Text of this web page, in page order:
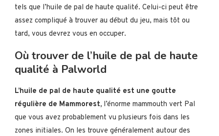
tels que l’huile de pal de haute qualité. Celui-ci peut être
assez compliqué à trouver au début du jeu, mais tôt ou
tard, vous devrez vous en occuper.
Où trouver de l’huile de pal de haute
qualité à Palworld
L’huile de pal de haute qualité est une goutte
régulière de Mammorest, l’énorme mammouth vert Pal
que vous avez probablement vu plusieurs fois dans les
zones initiales. On les trouve généralement autour des